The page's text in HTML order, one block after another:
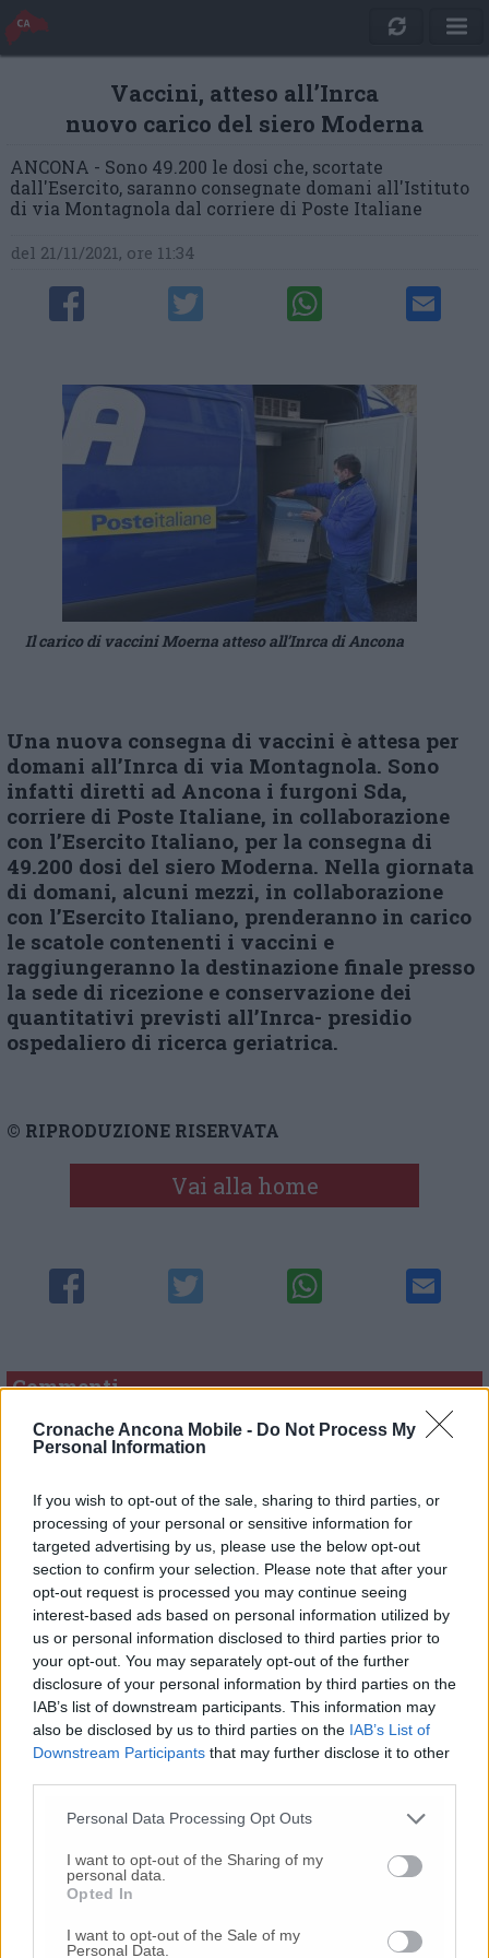
Cronache Ancona Mobile - Do Not Process My
Personal Information
If you wish to opt-out of the sale, sharing to third parties, or
processing of your personal or sensitive information for
targeted advertising by us, please use the below opt-out
section to confirm your selection. Please note that after your
opt-out request is processed you may continue seeing
interest-based ads based on personal information utilized by
us or personal information disclosed to third parties prior to
your opt-out. You may separately opt-out of the further
disclosure of your personal information by third parties on the
IAB’s list of downstream participants. This information may
also be disclosed by us to third parties on the IAB’s List of
Downstream Participants that may further disclose it to other
Personal Data Processing Opt Outs
I want to opt-out of the Sharing of my
personal data.
Opted In
I want to opt-out of the Sale of my
Personal Data.
Vaccini, atteso all’Inrca
nuovo carico del siero Moderna
ANCONA - Sono 49.200 le dosi che, scortate
dall'Esercito, saranno consegnate domani all'Istituto
di via Montagnola dal corriere di Poste Italiane
del 21/11/2021, ore 11:34
Il carico di vaccini Moerna atteso all’Inrca di Ancona
Una nuova consegna di vaccini è attesa per
domani all’Inrca di via Montagnola. Sono
infatti diretti ad Ancona i furgoni Sda,
corriere di Poste Italiane, in collaborazione
con l’Esercito Italiano, per la consegna di
49.200 dosi del siero Moderna. Nella giornata
di domani, alcuni mezzi, in collaborazione
con l’Esercito Italiano, prenderanno in carico
le scatole contenenti i vaccini e
raggiungeranno la destinazione finale presso
la sede di ricezione e conservazione dei
quantitativi previsti all’Inrca- presidio
ospedaliero di ricerca geriatrica.
© RIPRODUZIONE RISERVATA
Vai alla home
Commenti
Nessun commento presente
Commenta
Commenta l'articolo
Gli articoli più letti
24 Lug -Bimbi costretti a colpirsi da solie lasciati al
buio:orrore all’asilo, arrestate due educatrici
26 Lug-Scontro tra auto e moto a Numana:
gravissimo un centauroin eliambulanza a Torrette
24 Lug-Maltrattamenti all’asilo, parla il sindaco:
«Notifica arrivata in mattinata,anche i miei figli
-Fermato col taser,muore in ospedale dopo un
inseguimento.
-Tragedia a Marzocca,
donna travolta e uccisa